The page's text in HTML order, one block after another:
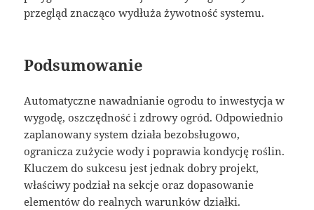
przegląd znacząco wydłuża żywotność systemu.
Podsumowanie
Automatyczne nawadnianie ogrodu to inwestycja w
wygodę, oszczędność i zdrowy ogród. Odpowiednio
zaplanowany system działa bezobsługowo,
ogranicza zużycie wody i poprawia kondycję roślin.
Kluczem do sukcesu jest jednak dobry projekt,
właściwy podział na sekcje oraz dopasowanie
elementów do realnych warunków działki.